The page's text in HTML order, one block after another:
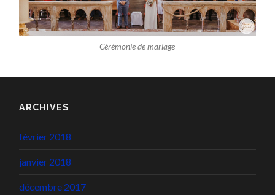
Cérémonie de mariage
ARCHIVES
février 2018
janvier 2018
décembre 2017